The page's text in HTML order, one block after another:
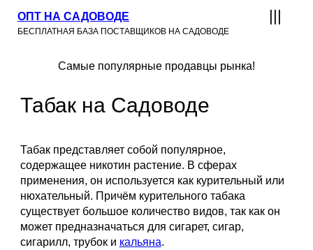
ОПТ НА САДОВОДЕ
БЕСПЛАТНАЯ БАЗА ПОСТАВЩИКОВ НА САДОВОДЕ
Самые популярные продавцы рынка!
Табак на Садоводе
Табак представляет собой популярное,
содержащее никотин растение. В сферах
применения, он используется как курительный или
нюхательный. Причём курительного табака
существует большое количество видов, так как он
может предназначаться для сигарет, сигар,
сигарилл, трубок и кальяна.